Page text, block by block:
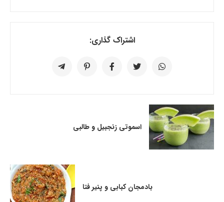
اشتراک گذاری:
اسموتی زنجبیل و طالبی
بادمجان کبابی و پنیر فتا